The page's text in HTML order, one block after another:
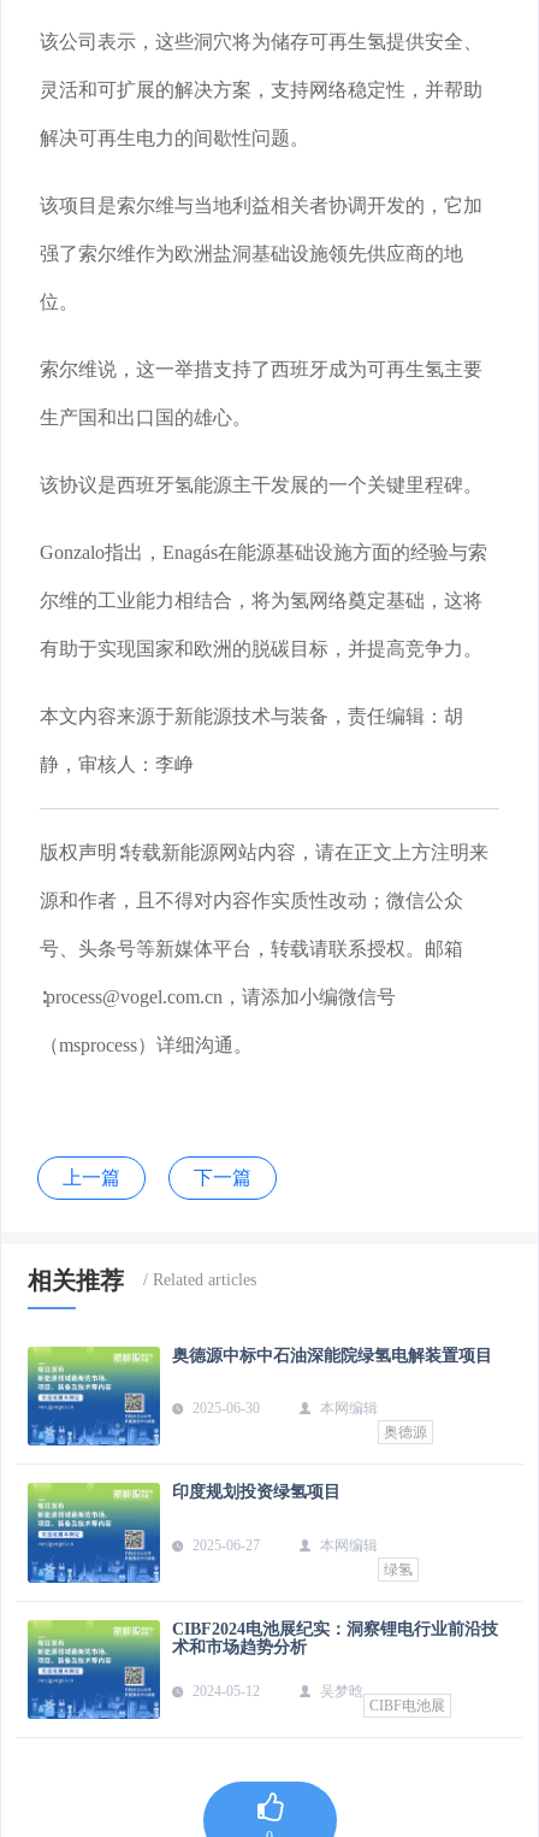
该公司表示，这些洞穴将为储存可再生氢提供安全、
灵活和可扩展的解决方案，支持网络稳定性，并帮助
解决可再生电力的间歇性问题。
该项目是索尔维与当地利益相关者协调开发的，它加
强了索尔维作为欧洲盐洞基础设施领先供应商的地
位。
索尔维说，这一举措支持了西班牙成为可再生氢主要
生产国和出口国的雄心。
该协议是西班牙氢能源主干发展的一个关键里程碑。
Gonzalo指出，Enagás在能源基础设施方面的经验与索
尔维的工业能力相结合，将为氢网络奠定基础，这将
有助于实现国家和欧洲的脱碳目标，并提高竞争力。
本文内容来源于新能源技术与装备，责任编辑：胡
静，审核人：李峥
版权声明∶转载新能源网站内容，请在正文上方注明来
源和作者，且不得对内容作实质性改动；微信公众
号、头条号等新媒体平台，转载请联系授权。邮箱
∶process@vogel.com.cn，请添加小编微信号
（msprocess）详细沟通。
上一篇 下一篇
相关推荐
奥德源中标中石油深能院绿氢电解装置项目
2025-06-30
本网编辑
奥德源
印度规划投资绿氢项目
2025-06-27
本网编辑
绿氢
CIBF2024电池展纪实：洞察锂电行业前沿技
术和市场趋势分析
2024-05-12
吴梦晗
CIBF电池展